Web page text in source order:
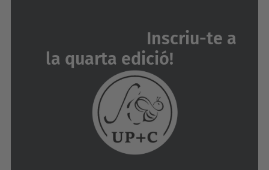
Inscriu-te a
la quarta edició!